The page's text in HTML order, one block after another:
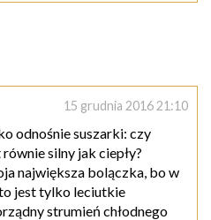
15 grudnia 2016 21:10
odnośnie suszarki: czy
silny jak ciepły?
największa bolączka, bo w
jest tylko leciutkie
strumień chłodnego